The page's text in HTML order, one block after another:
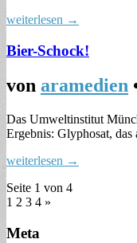
weiterlesen →
Bier-Schock!
von aramedien
Das Umweltinstitut
Ergebnis: Glyphosat,
weiterlesen →
Seite 1 von 4
1 2 3 4 »
Meta